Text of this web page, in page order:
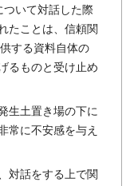
いて対話した際
たことは、信頼関
する資料自体の
るものと受け止め
生土置き場の下に
常に不安感を与え
対話をする上で関